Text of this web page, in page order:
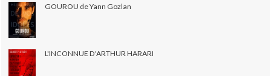
GOUROU de Yann Gozlan
L'INCONNUE D'ARTHUR HARARI